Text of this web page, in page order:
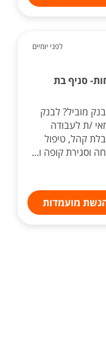
לפני יומיים
סניף בת
מוביל? לבנק
/ת לעבודה
קהל, טיפול
וסגירת קופה ו...
מועמדות